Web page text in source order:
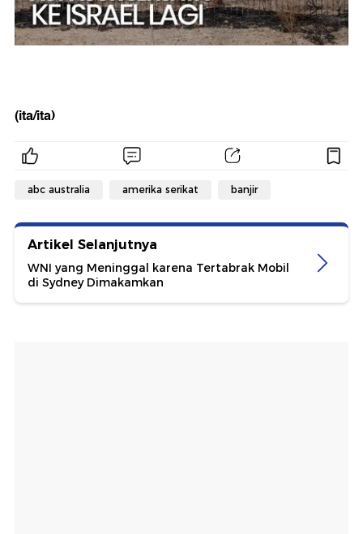
(ita/ita)
abc australia amerika serikat banjir
Artikel Selanjutnya
WNI yang Meninggal karena Tertabrak Mobil
di Sydney Dimakamkan